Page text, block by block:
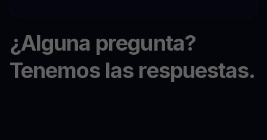
¿Alguna pregunta?
Tenemos las respuestas.